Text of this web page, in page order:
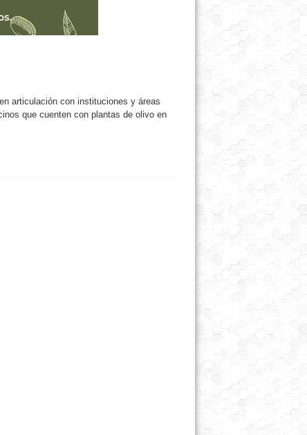
articulación con instituciones y áreas
que cuenten con plantas de olivo en